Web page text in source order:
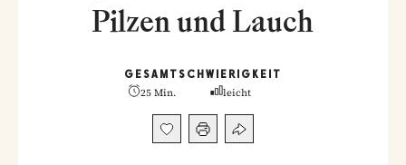
Pilzen und Lauch
GESAMT
25 Min.
SCHWIERIGKEIT
leicht